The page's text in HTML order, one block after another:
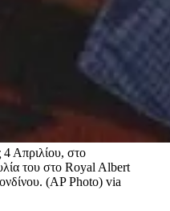
Απριλίου, στο
του στο Royal Albert
(AP Photo) via